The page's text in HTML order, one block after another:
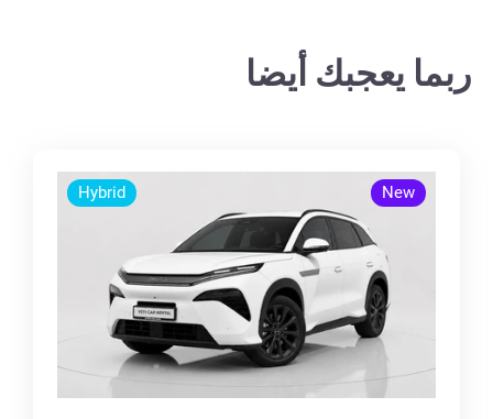
ربما يعجبك أيضا
New
Hybrid